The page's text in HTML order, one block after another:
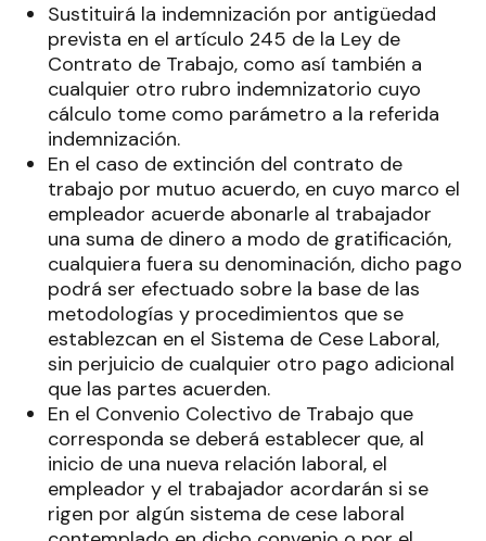
Sustituirá la indemnización por antigüedad
prevista en el artículo 245 de la Ley de
Contrato de Trabajo, como así también a
cualquier otro rubro indemnizatorio cuyo
cálculo tome como parámetro a la referida
indemnización.
En el caso de extinción del contrato de
trabajo por mutuo acuerdo, en cuyo marco el
empleador acuerde abonarle al trabajador
una suma de dinero a modo de gratificación,
cualquiera fuera su denominación, dicho pago
podrá ser efectuado sobre la base de las
metodologías y procedimientos que se
establezcan en el Sistema de Cese Laboral,
sin perjuicio de cualquier otro pago adicional
que las partes acuerden.
En el Convenio Colectivo de Trabajo que
corresponda se deberá establecer que, al
inicio de una nueva relación laboral, el
empleador y el trabajador acordarán si se
rigen por algún sistema de cese laboral